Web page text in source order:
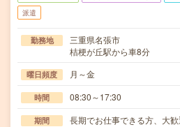
派遣
勤務地
三重県名張市
桔梗が丘駅から車8分
曜日頻度 月～金
時間 08:30～17:30
期間 長期でお仕事できる方、大歓